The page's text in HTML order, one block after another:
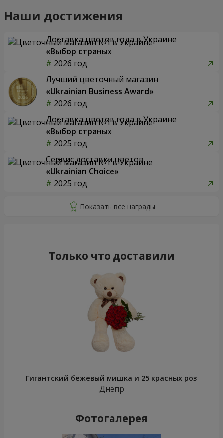
Наши достижения
Доставка цветов года в Украине
«Выбор страны»
2026 год
Лучший цветочный магазин
«Ukrainian Business Award»
2026 год
Доставка цветов года в Украине
«Выбор страны»
2025 год
Сервис доставки цветов
«Ukrainian Choice»
2025 год
Только что доставили
Гигантский бежевый мишка и 25 красных роз
Днепр
Фотогалерея